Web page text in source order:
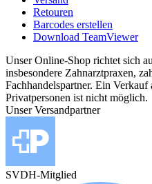
Retouren
Barcodes erstellen
Download TeamViewer
Unser Online-Shop richtet sich
insbesondere Zahnarztpraxen,
Fachhandelspartner. Ein Verkauf
Privatpersonen ist nicht möglich.
Unser Versandpartner
SVDH-Mitglied